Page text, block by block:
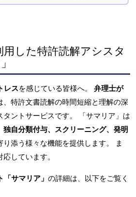
用した特許読解アシスタ
レスを感じている皆様へ。 弁理士が
、特許文書読解の時間短縮と理解の深
ントサービスです。 「サマリア」は
独自分類付与、スクリーニング、発明
り添う様々な機能を提供します。 ま
しています。
サマリア」 の詳細は、以下をご覧く